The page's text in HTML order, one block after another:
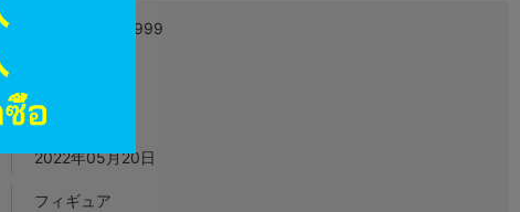
4999999999999
グッズ
2022年05月20日
フィギュア